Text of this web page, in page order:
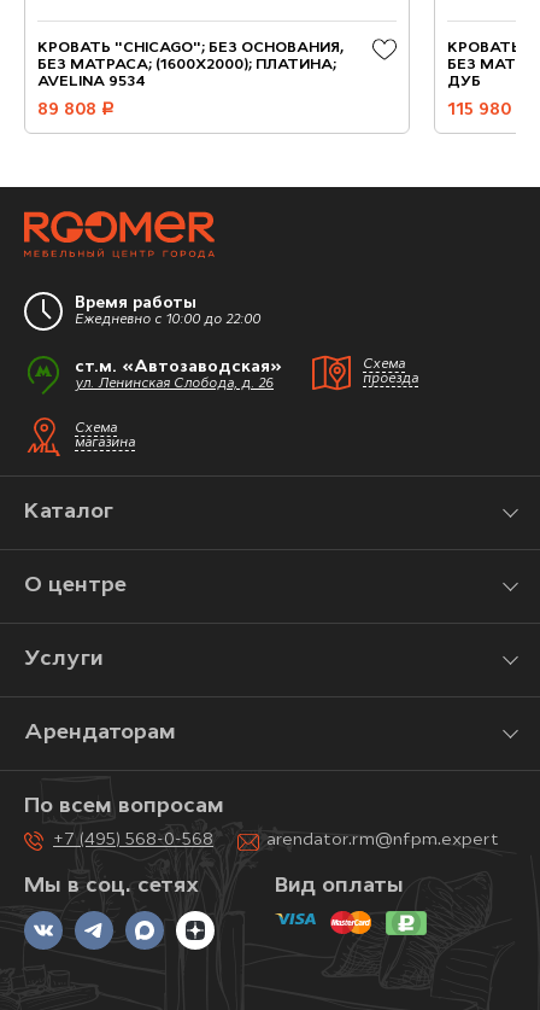
КРОВАТЬ "CHICAGO"; БЕЗ ОСНОВАНИЯ,
БЕЗ МАТРАСА; (1600X2000); ПЛАТИНА;
AVELINA 9534
89 808 руб.
КРОВАТЬ
БЕЗ
ДУБ
115 980
Время работы
Ежедневно с 10:00 до 22:00
ст.м. «Автозаводская»
ул. Ленинская Слобода, д. 26
Схема
проезда
Схема
магазина
Каталог
О центре
Услуги
Арендаторам
Мы в соц. сетях
По всем вопросам
+7 (495) 568-0-568 arendator.rm@nfpm.expert
Вид оплаты